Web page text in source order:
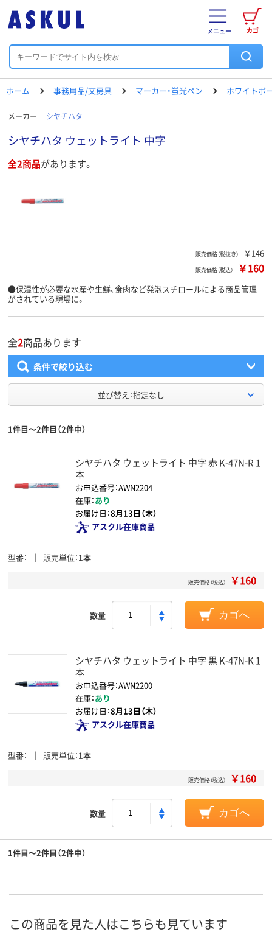
カゴ
メニュー
ホーム 事務用品/文房具 マーカー・蛍光ペン ホワイトボ
メーカー シヤチハタ
シヤチハタ ウェットライト 中字
全2商品があります。
販売価格（税抜き） ￥146
販売価格（税込） ￥160
●保湿性が必要な水産や生鮮、食肉など発泡スチロールによる商品管理
がされている現場に。
全2商品あります
条件で絞り込む
並び替え：指定なし
1件目～2件目（2件中）
シヤチハタ ウェットライト 中字 赤 K-47N-R 1
本
お申込番号：AWN2204
在庫：あり
お届け日：8月13日（木）
アスクル在庫商品
型番 販売単位 1本
販売価格（税込） ￥160
数量 カゴへ
シヤチハタ ウェットライト 中字 黒 K-47N-K 1
本
お申込番号：AWN2200
在庫：あり
お届け日：8月13日（木）
アスクル在庫商品
型番 販売単位 1本
販売価格（税込） ￥160
数量 カゴへ
1件目～2件目（2件中）
この商品を見た人はこちらも見ています